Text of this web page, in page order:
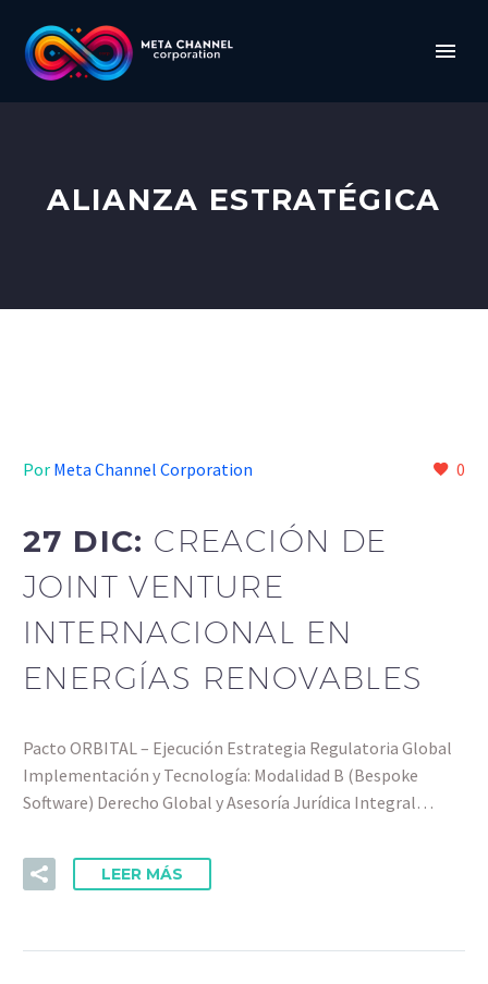
ALIANZA ESTRATÉGICA
0
Por Meta Channel Corporation
27 DIC: CREACIÓN DE
JOINT VENTURE
INTERNACIONAL EN
ENERGÍAS RENOVABLES
Pacto ORBITAL – Ejecución Estrategia Regulatoria Global
Implementación y Tecnología: Modalidad B (Bespoke
Software) Derecho Global y Asesoría Jurídica Integral…
LEER MÁS